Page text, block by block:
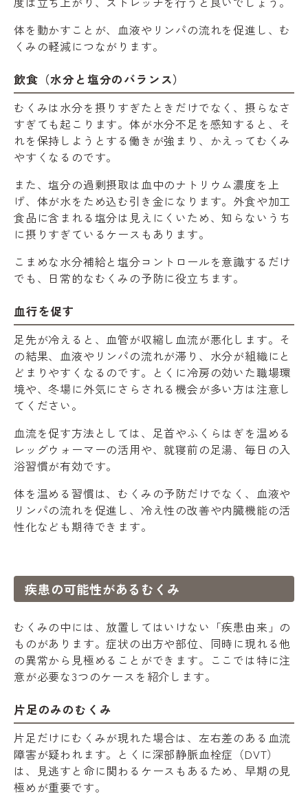
体を動かすことが、血液やリンパの流れを促進し、む
くみの軽減につながります。
飲食（水分と塩分のバランス）
むくみは水分を摂りすぎたときだけでなく、摂らなさ
すぎても起こります。体が水分不足を感知すると、そ
れを保持しようとする働きが強まり、かえってむくみ
やすくなるのです。
また、塩分の過剰摂取は血中のナトリウム濃度を上
げ、体が水をため込む引き金になります。外食や加工
食品に含まれる塩分は見えにくいため、知らないうち
に摂りすぎているケースもあります。
こまめな水分補給と塩分コントロールを意識するだけ
でも、日常的なむくみの予防に役立ちます。
血行を促す
足先が冷えると、血管が収縮し血流が悪化します。そ
の結果、血液やリンパの流れが滞り、水分が組織にと
どまりやすくなるのです。とくに冷房の効いた職場環
境や、冬場に外気にさらされる機会が多い方は注意し
てください。
血流を促す方法としては、足首やふくらはぎを温める
レッグウォーマーの活用や、就寝前の足湯、毎日の入
浴習慣が有効です。
体を温める習慣は、むくみの予防だけでなく、血液や
リンパの流れを促進し、冷え性の改善や内臓機能の活
性化なども期待できます。
疾患の可能性があるむくみ
むくみの中には、放置してはいけない「疾患由来」の
ものがあります。症状の出方や部位、同時に現れる他
の異常から見極めることができます。ここでは特に注
意が必要な3つのケースを紹介します。
片足のみのむくみ
片足だけにむくみが現れた場合は、左右差のある血流
障害が疑われます。とくに深部静脈血栓症（DVT）
は、見逃すと命に関わるケースもあるため、早期の見
極めが重要です。